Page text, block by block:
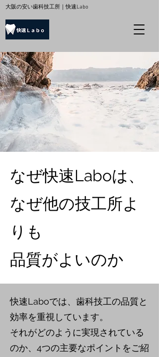
大阪の安い歯科技工所｜快速Labo
なぜ快速Laboは、
なぜ他の技工所よ
りも
品質がよいのか
快速Laboでは、歯科技工の品質と
効率を重視しています。
それがどのように実現されている
のか、4つの主要なポイントをご紹